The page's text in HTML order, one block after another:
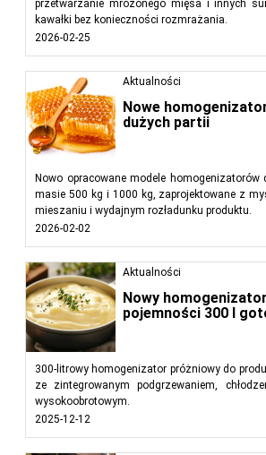
przetwarzanie mrożonego mięsa i innych
kawałki bez konieczności rozmrażania.
2026-02-25
Aktualności
Nowe
dużych partii
Nowo opracowane modele
masie 500 kg i 1000 kg, zaprojektowane z
mieszaniu i wydajnym rozładunku produktu.
2026-02-02
Aktualności
Nowy
pojemności 300 l
300-litrowy homogenizator próżniowy do
ze zintegrowanym podgrzewaniem,
wysokoobrotowym.
2025-12-12